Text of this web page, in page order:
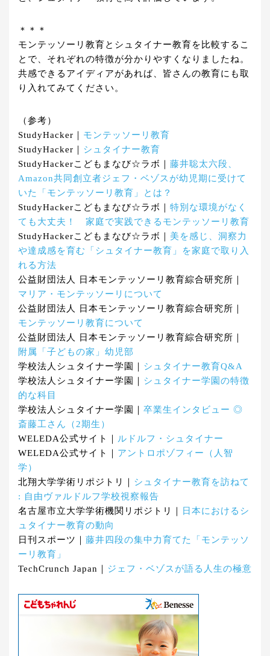
＊＊＊
モンテッソーリ教育とシュタイナー教育を比較するこ
とで、それぞれの特徴が分かりやすくなりましたね。
共感できるアイディアがあれば、皆さんの教育にも取
り入れてみてください。
（参考）
StudyHacker｜ モンテッソーリ教育
StudyHacker｜ シュタイナー教育
StudyHackerこどもまなび☆ラボ｜ 藤井聡太六段、
Amazon共同創立者ジェフ・ベゾスが幼児期に受けて
いた「モンテッソーリ教育」とは？
StudyHackerこどもまなび☆ラボ｜ 特別な環境がなく
ても大丈夫！ 家庭で実践できるモンテッソーリ教育
StudyHackerこどもまなび☆ラボ｜ 美を感じ、洞察力
や達成感を育む「シュタイナー教育」を家庭で取り入
れる方法
公益財団法人 日本モンテッソーリ教育綜合研究所｜
マリア・モンテッソーリについて
公益財団法人 日本モンテッソーリ教育綜合研究所｜
モンテッソーリ教育について
公益財団法人 日本モンテッソーリ教育綜合研究所｜
附属「子どもの家」幼児部
学校法人シュタイナー学園｜ シュタイナー教育Q&A
学校法人シュタイナー学園｜ シュタイナー学園の特徴
的な科目
学校法人シュタイナー学園｜ 卒業生インタビュー ◎
斎藤工さん（2期生）
WELEDA公式サイト｜
ルドルフ・シュタイナー
WELEDA公式サイト｜ アントロポゾフィー（人智
学）
北翔大学学術リポジトリ｜ シュタイナー教育を訪ねて
: 自由ヴァルドルフ学校視察報告
名古屋市立大学学術機関リポジトリ｜
日本におけるシ
ュタイナー教育の動向
日刊スポーツ｜ 藤井四段の集中力育てた「モンテッソ
ーリ教育」
TechCrunch Japan｜ ジェフ・ベゾスが語る人生の極意